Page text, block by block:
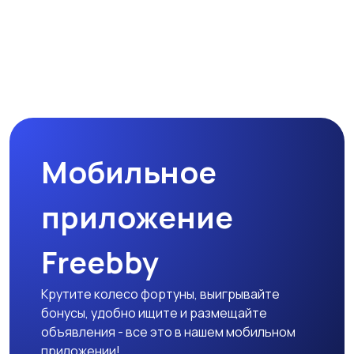
Мобильное
приложение
Freebby
Крутите колесо фортуны, выигрывайте
бонусы, удобно ищите и размещайте
объявления - все это в нашем мобильном